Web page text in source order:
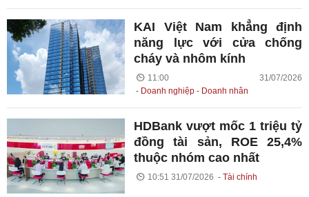
KAI Việt Nam khẳng định
năng lực với cửa chống
cháy và nhôm kính
11:00 31/07/2026
Doanh nghiệp - Doanh nhân
HDBank vượt mốc 1 triệu tỷ
đồng tài sản, ROE 25,4%
thuộc nhóm cao nhất
10:51 31/07/2026 Tài chính